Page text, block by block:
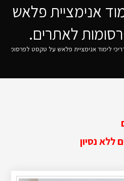
אנימציית פלאש
לאתרים.
לימוד אנימציית פלאש על טקסט לפרסומות
ללא נסיון